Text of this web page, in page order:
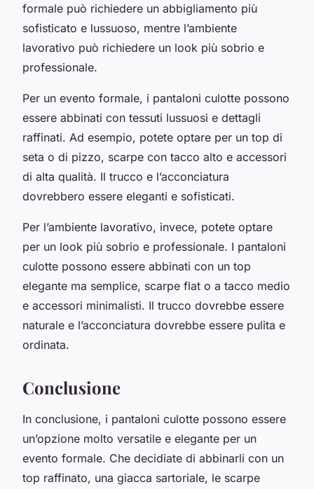
formale può richiedere un abbigliamento più
sofisticato e lussuoso, mentre l’ambiente
lavorativo può richiedere un look più sobrio e
professionale.
Per un evento formale, i pantaloni culotte possono
essere abbinati con tessuti lussuosi e dettagli
raffinati. Ad esempio, potete optare per un top di
seta o di pizzo, scarpe con tacco alto e accessori
di alta qualità. Il trucco e l’acconciatura
dovrebbero essere eleganti e sofisticati.
Per l’ambiente lavorativo, invece, potete optare
per un look più sobrio e professionale. I pantaloni
culotte possono essere abbinati con un top
elegante ma semplice, scarpe flat o a tacco medio
e accessori minimalisti. Il trucco dovrebbe essere
naturale e l’acconciatura dovrebbe essere pulita e
ordinata.
Conclusione
In conclusione, i pantaloni culotte possono essere
un’opzione molto versatile e elegante per un
evento formale. Che decidiate di abbinarli con un
top raffinato, una giacca sartoriale, le scarpe